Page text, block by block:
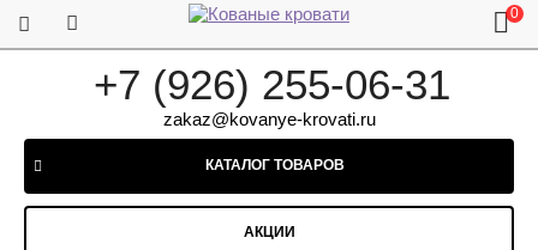
+7 (926) 255-06-31
zakaz@kovanye-krovati.ru
0
КАТАЛОГ ТОВАРОВ
АКЦИИ